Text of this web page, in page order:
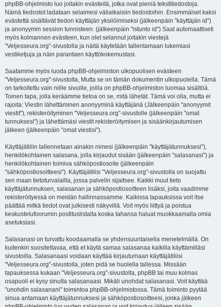
phpBB-ohjelmisto luo joitakin evästeitä, jotka ovat pieniä tekstitiedostoja.
Nämä tiedostot ladataan selaimesi väliaikaisiin tiedostoihin. Ensimmäiset kaksi
evästettä sisältävät tiedon käyttäjän yksilöimiseksi (jälkeenpäin "käyttäjän id")
ja anonyymin session tunnisteen. (jälkeenpäin "istunto id") Saat automaattiseti
myös kolmannen evästeen, kun olet selannut joitakin viestejä
"Veljesseura.org"-sivustolla ja näitä käytetään tallentamaan lukemiasi
vestiketjuja ja näin parantaen käyttökokemustasi.
Saatamme myös luoda phpBB-ohjelmiston ulkopuolisen evästeen
"Veljesseura.org"-sivustolta, Mutta se on tämän dokumentin ulkopuolella. Tämä
on tarkoitettu vain niille sivuille, joilla on phpBB-ohjelmiston luomaa sisältöä.
Toinen tapa, jolla keräämme tietoa on se, mitä lähetät. Tämä voi olla, mutta ei
rajoita: Viestin lähettäminen anonyyminä käyttäjänä (Jälkeenpäin "anonyymit
viestit"), rekisteröityminen "Veljesseura.org"-sivustolle (jälkeenpäin "omat
tunnuksesi") ja lähettämäsi viestit rekisteröitymisen ja sisäänkirjautumisen
jälkeen (jälkeenpäin "omat viestisi").
Käyttäjätiliin tallennetaan ainakin nimesi (jälkeenpäin "käyttäjätunnuksesi"),
henkilökohtainen salasana, jolla kirjaudut sisään (jälkeenpäin "salasanasi") ja
henkilökohtainen toimiva sähköpostiosoite (jälkeenpäin
"sähköpostiosoitteesi"). Käyttäjätilisi "Veljesseura.org"-sivustolla on suojattu
sen maan tietoturvalailla, jossa palvelin sijaitsee. Kaikki muut tieto
käyttäjätunnuksen, salasanan ja sähköpostiosoitteen lisäksi, joita vaadimme
rekisteröityessä on meidän hallinnassamme. Kaikissa tapauksissa voit itse
päättää mitkä tiedot ovat julkisesti näkyvillä. Voit myös liittyä ja poistua
keskustelufoorumin postituslistalta koska tahansa haluat muokkaamalla omia
asetuksiasi.
Salasanasi on turvattu koodaamalla se yhdensuuntaisella menetelmällä. On
kuitenkin suositeltavaa, että et käytä samaa salasanaa kaikilla käyttämilläsi
sivustoilla. Salasanaasi voidaan käyttää kirjautumaan käyttäjätiliisi
"Veljesseura.org"-sivustolla, joten pidä se huolella tallessa. Missään
tapauksessa kukaan "Veljesseura.org"-sivustolta, phpBB tai muu kolmas
osapuoli ei kysy sinulta salasanaasi. Mikäli unohdat salasanasi. Voit käyttää
"unohdin salasanani" toimintoa phpBB-ohjelmistossa. Tämä toiminto pyytää
sinua antamaan käyttäjätunnuksesi ja sähköpostiosoitteesi, jonka jälkeen